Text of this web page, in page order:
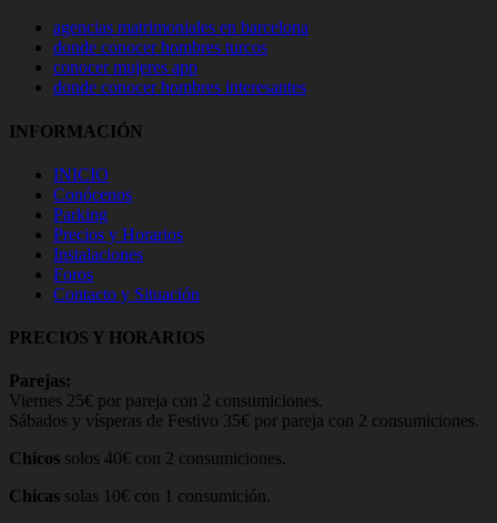
agencias matrimoniales en barcelona
donde conocer hombres turcos
conocer mujeres app
donde conocer hombres interesantes
INFORMACIÓN
INICIO
Conócenos
Parking
Precios y Horarios
Instalaciones
Foros
Contacto y Situación
PRECIOS Y HORARIOS
Parejas:
Viernes 25€ por pareja con 2 consumiciones.
Sábados y vísperas de Festivo 35€ por pareja con 2 consumiciones.
Chicos solos 40€ con 2 consumiciones.
Chicas solas 10€ con 1 consumición.